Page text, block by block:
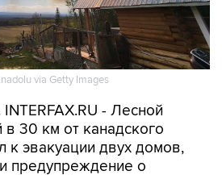
via Getty Images
- Лесной
30 км от канадского
к эвакуации двух домов,
предупреждение о